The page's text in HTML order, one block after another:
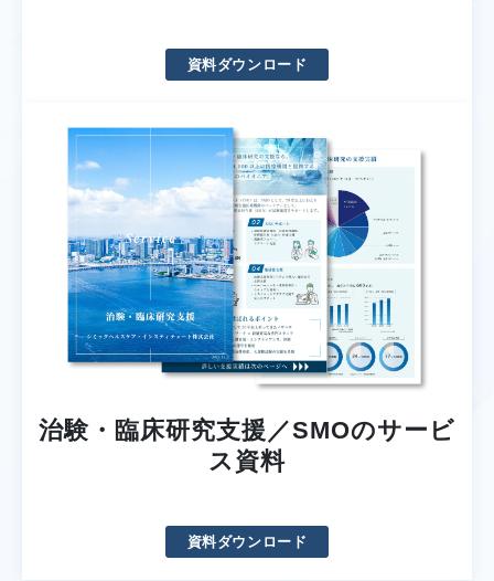
資料ダウンロード
治験・臨床研究支援／SMOのサービ
ス資料
資料ダウンロード